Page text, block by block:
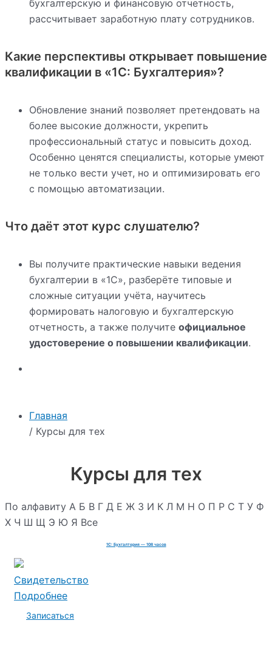
Главная
/ Курсы для тех
Курсы для тех
По алфавиту А Б В Г Д Е Ж З И К Л М Н О П Р С Т У Ф
Х Ч Ш Щ Э Ю Я Все
1С: Бухгалтерия — 108 часов
Свидетельство
Подробнее
Записаться
бухгалтерскую и финансовую отчетность,
рассчитывает заработную плату сотрудников.
Какие перспективы открывает повышение
квалификации в «1С: Бухгалтерия»?
Обновление знаний позволяет претендовать на
более высокие должности, укрепить
профессиональный статус и повысить доход.
Особенно ценятся специалисты, которые умеют
не только вести учет, но и оптимизировать его
с помощью автоматизации.
Что даёт этот курс слушателю?
Вы получите практические навыки ведения
бухгалтерии в «1С», разберёте типовые и
сложные ситуации учёта, научитесь
формировать налоговую и бухгалтерскую
отчетность, а также получите официальное
удостоверение о повышении квалификации.